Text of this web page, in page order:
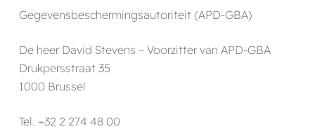
Gegevensbeschermingsautoriteit (APD-GBA)
De heer David Stevens – Voorzitter van APD-GBA
Drukpersstraat 35
1000 Brussel
Tel. +32 2 274 48 00